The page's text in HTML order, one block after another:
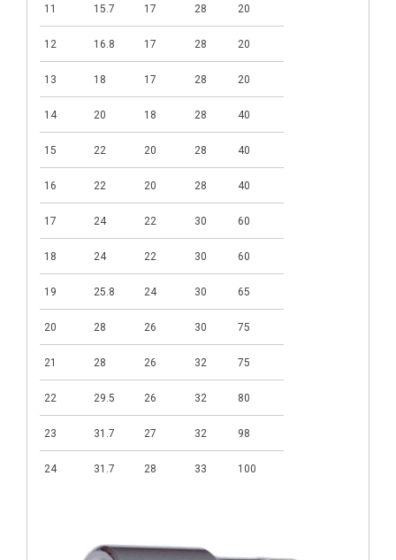
11 15.7 17 28 20
12 16.8 17 28 20
13 18 17 28 20
14 20 18 28 40
15 22 20 28 40
16 22 20 28 40
17 24 22 30 60
18 24 22 30 60
19 25.8 24 30 65
20 28 26 30 75
21 28 26 32 75
22 29.5 26 32 80
23 31.7 27 32 98
24 31.7 28 33 100